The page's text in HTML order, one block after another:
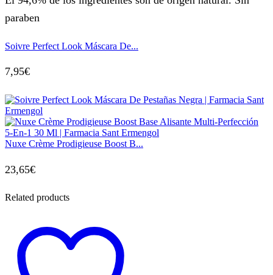
paraben
Soivre Perfect Look Máscara De...
7,95€
Nuxe Crème Prodigieuse Boost B...
23,65€
Related products